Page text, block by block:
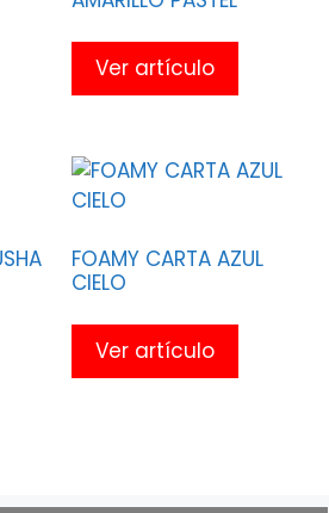
Ver artículo
FOAMY CARTA AZUL
CIELO
Ver artículo